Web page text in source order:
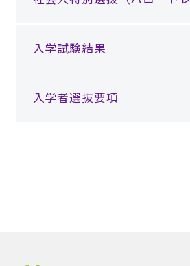
入学試験結果
入学者選抜要項